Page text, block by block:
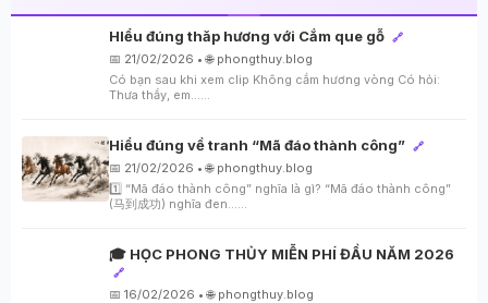
HIểu đúng thăp hương với Cắm que gỗ 🔗
📅 21/02/2026 • 🌐 phongthuy.blog
Có bạn sau khi xem clip Không cắm hương vòng Có hỏi:
Thưa thầy, em…...
Hiểu đúng về tranh “Mã đáo thành công” 🔗
📅 21/02/2026 • 🌐 phongthuy.blog
1️⃣ “Mã đáo thành công” nghĩa là gì? “Mã đáo thành công”
(马到成功) nghĩa đen…...
🎓 HỌC PHONG THỦY MIỄN PHÍ ĐẦU NĂM 2026
🔗
📅 16/02/2026 • 🌐 phongthuy.blog